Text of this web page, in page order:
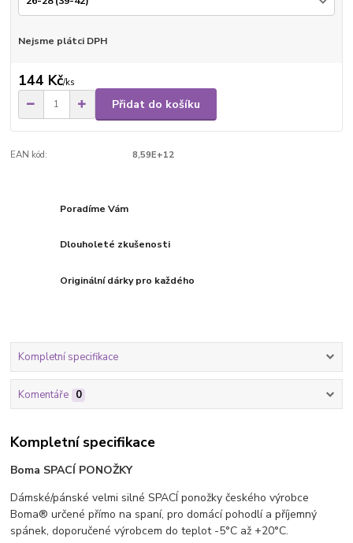
Nejsme plátci DPH
144 Kč/ks
Přidat do košíku
EAN kód: 8,59E+12
Poradíme Vám
Dlouholeté zkušenosti
Originální dárky pro každého
Kompletní specifikace
Komentáře 0
Kompletní specifikace
Boma SPACÍ PONOŽKY
Dámské/pánské velmi silné SPACÍ ponožky českého výrobce
Boma® určené přímo na spaní, pro domácí pohodlí a příjemný
spánek, doporučené výrobcem do teplot -5°C až +20°C.